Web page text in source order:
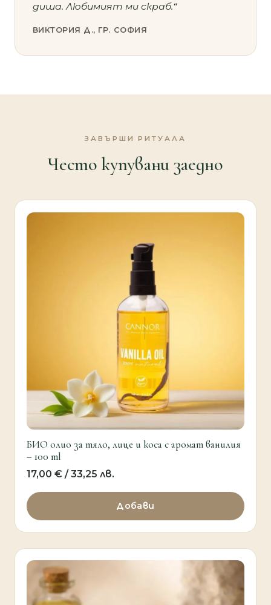
диша. Любимият ми скраб.“
ВИКТОРИЯ Д., ГР. СОФИЯ
ЗАВЪРШИ РИТУАЛА
Често купувани заедно
БИО олио за тяло, лице и коса с аромат ванилия
– 100 ml
17,00€ / 33,25 лв.
Добави